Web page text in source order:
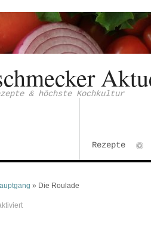
& höchste Kochkultur
Rezepte
» Die Roulade
für